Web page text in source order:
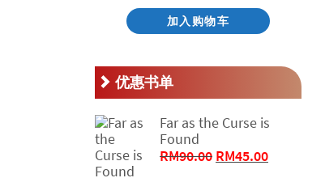
加入购物车
优惠书单
Far as the Curse is
Found
RM90.00 原
RM45.00当